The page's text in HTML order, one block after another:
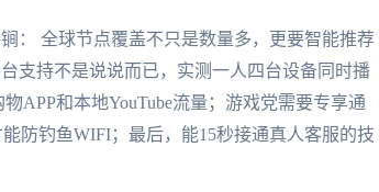
： 全球节点覆盖不只是数量多，更要智能推荐
支持不是说说而已，实测一人四台设备同时播
APP和本地YouTube流量；游戏党需要专享通
防钓鱼WIFI；最后，能15秒接通真人客服的技